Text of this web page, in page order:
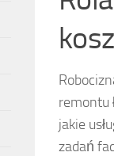
remontu
jakie
zadań